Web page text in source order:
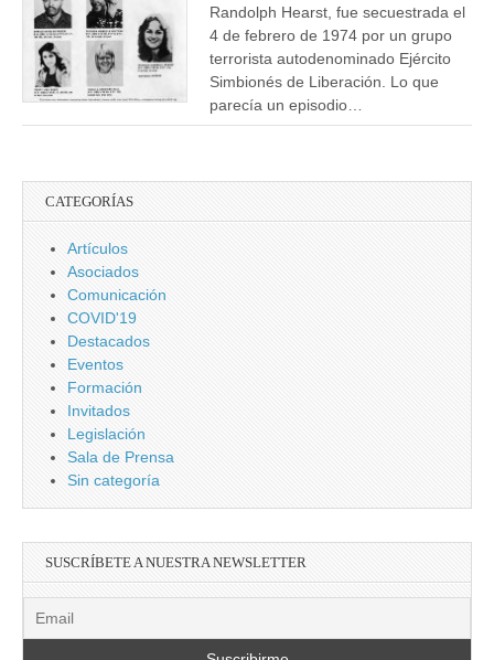
Randolph Hearst, fue secuestrada el
4 de febrero de 1974 por un grupo
terrorista autodenominado Ejército
Simbionés de Liberación. Lo que
parecía un episodio…
CATEGORÍAS
Artículos
Asociados
Comunicación
COVID'19
Destacados
Eventos
Formación
Invitados
Legislación
Sala de Prensa
Sin categoría
SUSCRÍBETE A NUESTRA NEWSLETTER